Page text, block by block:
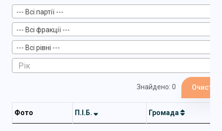
--- Всі партії ---
--- Всі фракції ---
--- Всі рівні ---
Знайдено: 0
Фото П.І.Б. Громада